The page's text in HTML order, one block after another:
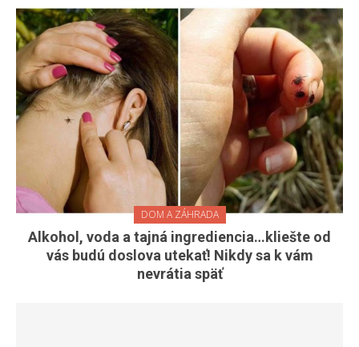
DOM A ZÁHRADA
Alkohol, voda a tajná ingrediencia…kliešte od
vás budú doslova utekať! Nikdy sa k vám
nevrátia späť